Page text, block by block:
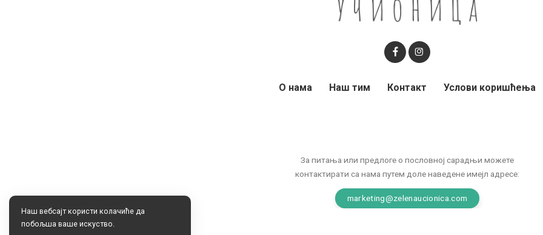
За питања или предлоге о пословној сарадњи можете
контактирати са нама путем доле наведене имејл адресе:
marketing@zelenaucionica.com
О нама Наш тим Контакт Услови коришћења
Наш вебсајт користи колачиће да
побољша ваше искуство.